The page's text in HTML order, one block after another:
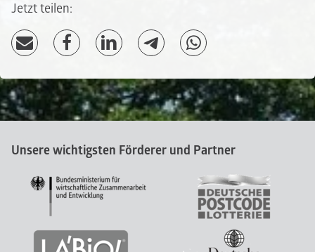
Jetzt teilen:
Unsere wichtigsten Förderer und Partner